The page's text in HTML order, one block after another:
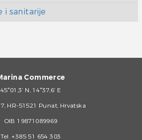
i sanitarije
Commerce
45°01,3’ N, 14°37,6’ E
HR-51521 Punat, Hrvatska
OIB 19871089969
Tel. +385 51 654 303